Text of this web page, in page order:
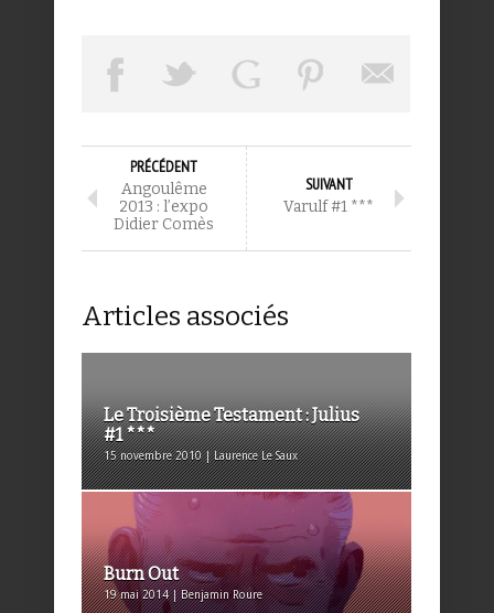
PRÉCÉDENT
Angoulême
2013 : l’expo
Didier Comès
SUIVANT
Varulf #1 ***
Articles associés
Le Troisième Testament : Julius
#1 ***
15 novembre 2010 | Laurence Le Saux
Burn Out
19 mai 2014 | Benjamin Roure